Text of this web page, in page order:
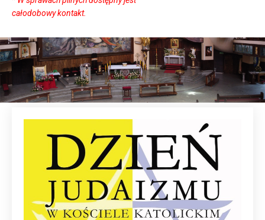
całodobowy kontakt.